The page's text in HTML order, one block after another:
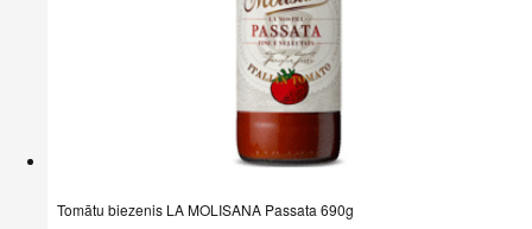
Tomātu biezenis LA MOLISANA Passata 690g